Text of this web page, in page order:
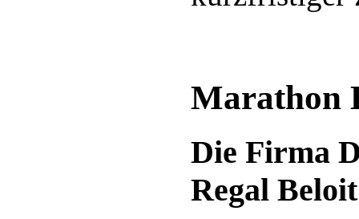
Marathon
Die Firma
Regal